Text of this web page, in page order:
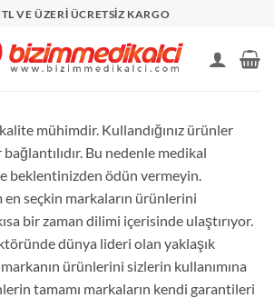
VE ÜZERİ ÜCRETSİZ KARGO
mühimdir. Kullandığınız ürünler
bağlantılıdır. Bu nedenle medikal
beklentinizden ödün vermeyin.
seçkin markaların ürünlerini
bir zaman dilimi içerisinde ulaştırıyor.
dünya lideri olan yaklaşık
ürünlerini sizlerin kullanımına
tamamı markaların kendi garantileri